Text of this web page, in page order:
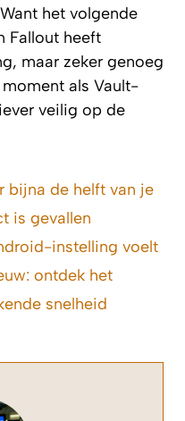
het volgende
Fallout heeft
maar zeker genoeg
als Vault-
veilig op de
bijna de helft van je
is gevallen
instelling voelt
ontdek het
snelheid